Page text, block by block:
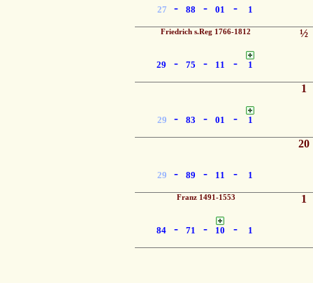
27 - 88 - 01 - 1
Friedrich s.Reg 1766-1812
29 - 75 - 11 - 1
½
29 - 83 - 01 - 1
1
29 - 89 - 11 - 1
20
Franz 1491-1553
84 - 71 - 10 - 1
1